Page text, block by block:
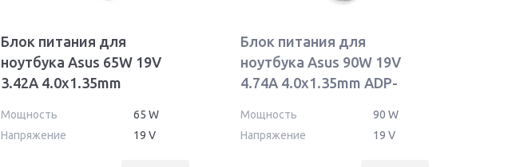
Блок питания для
ноутбука Asus 65W 19V
3.42A 4.0x1.35mm
Мощность
65 W
Напряжение
19 V
Блок питания для
ноутбука Asus 90W 19V
4.74A 4.0x1.35mm ADP-
Мощность
90 W
Напряжение
19 V